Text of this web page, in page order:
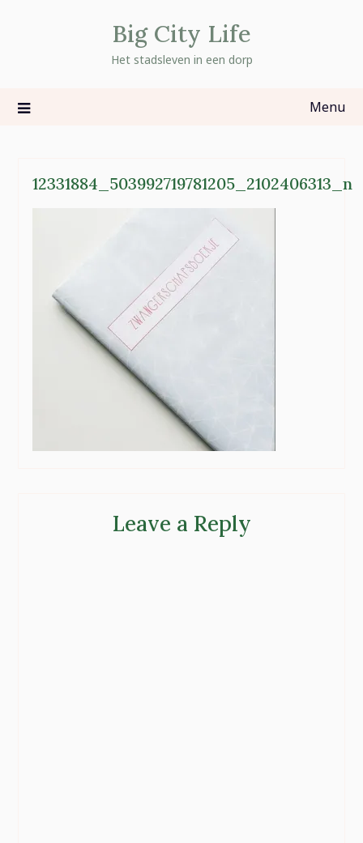
Big City Life
Het stadsleven in een dorp
Menu
12331884_503992719781205_2102406313_n
Leave a Reply